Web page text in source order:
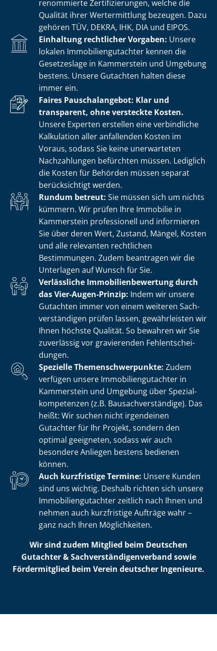
renommierte Zer­ti­fi­zie­run­gen, welche die
Qualität ihrer Wertermittlung bezeugen. Dazu
gehören TÜV, DEKRA, IHK, DIA und EIPOS.
Einhaltung rechtlicher Vorgaben: Unsere
lokalen Im­mo­bi­li­en­gut­ach­ter kennen die
Gesetzeslage in Kammerstein und Umgebung
bestens. Unsere Gutachten halten diese
immer ein.
Faires Pauschalangebot: Klar und
transparent, ohne versteckte Kosten.
Unsere Experten erstellen eine verbindliche
Kalkulation aller anfallenden Kosten im
Voraus, sodass Sie keine unerwarteten
Nachzahlungen befürchten müssen. Lediglich
die Kosten für Behörden müssen separat
berücksichtigt werden.
Rundum betreut: Sie müssen sich um nichts
kümmern. Wir prüfen Ihre Immobilie in
Kammerstein professionell und informieren
Sie über deren Wert, Zustand, Mängel, Kosten
und alle relevanten rechtlichen
Bestimmungen. Zudem beantragen wir die
Unterlagen auf Wunsch für Sie.
Verlässliche Im­mo­bi­li­en­be­wer­tung durch
das Vier-Augen-Prinzip: Indem wir unsere
Gutachten immer von einem weiteren Sach­
ver­stän­di­gen prüfen lassen, gewährleisten wir
Ihnen höchste Qualität. So bewahren wir Sie
zuverlässig vor gravierenden Fehl­ent­schei­
dun­gen.
Spezielle The­men­schwer­punk­te: Zudem
verfügen unsere Im­mo­bi­li­en­gut­ach­ter in
Kammerstein und Umgebung über Spe­zi­al­
kom­pe­ten­zen (z.B. Bau­sach­ver­stän­di­ge). Das
heißt: Wir suchen nicht irgendeinen
Gutachter für Ihr Projekt, sondern den
optimal geeigneten, sodass wir auch
besondere Anliegen bestens bedienen
können.
Auch kurzfristige Termine: Unsere Kunden
sind uns wichtig. Deshalb richten sich unsere
Im­mo­bi­li­en­gut­ach­ter zeitlich nach Ihnen und
nehmen auch kurzfristige Aufträge wahr –
ganz nach Ihren Möglichkeiten.
Wir sind zudem Mitglied beim Deutschen
Gutachter & Sach­ver­stän­di­gen­ver­band sowie
Fördermitglied beim Verein deutscher Ingenieure.